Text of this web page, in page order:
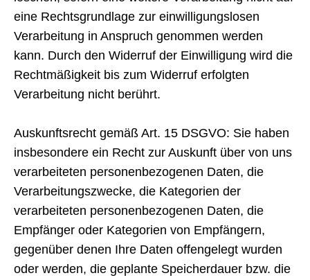
eine Rechtsgrundlage zur einwilligungslosen
Verarbeitung in Anspruch genommen werden
kann. Durch den Widerruf der Einwilligung wird die
Rechtmäßigkeit bis zum Widerruf erfolgten
Verarbeitung nicht berührt.
Auskunftsrecht gemäß Art. 15 DSGVO: Sie haben
insbesondere ein Recht zur Auskunft über von uns
verarbeiteten personenbezogenen Daten, die
Verarbeitungszwecke, die Kategorien der
verarbeiteten personenbezogenen Daten, die
Empfänger oder Kategorien von Empfängern,
gegenüber denen Ihre Daten offengelegt wurden
oder werden, die geplante Speicherdauer bzw. die